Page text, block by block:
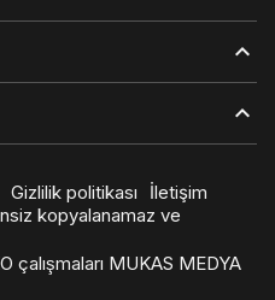
Gizlilik politikası
İletişim
kopyalanamaz ve
çalışmaları MUKAS MEDYA